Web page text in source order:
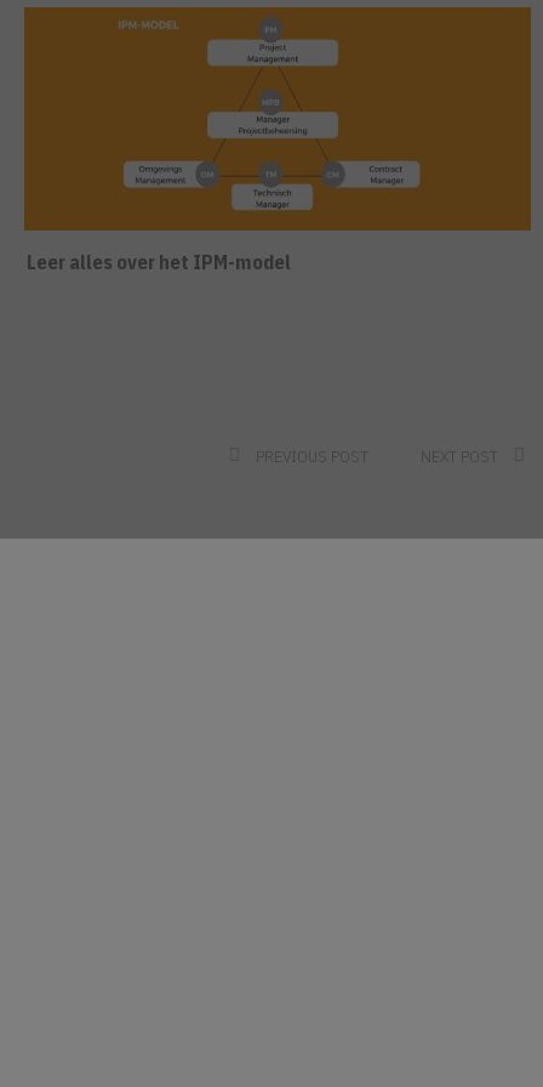
Leer alles over het IPM-model
PREVIOUS POST NEXT POST